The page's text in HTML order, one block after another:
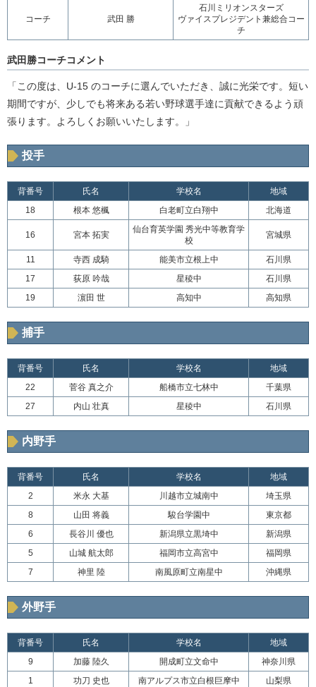
コーチ 武田 勝
石川ミリオンスターズ
ヴァイスプレジデント兼総合コー
チ
武田勝コーチコメント
「この度は、U-15 のコーチに選んでいただき、誠に光栄です。短い
期間ですが、少しでも将来ある若い野球選手達に貢献できるよう頑
張ります。よろしくお願いいたします。」
投手
背番号 氏名 学校名
地域
18
根本 悠楓 白老町立白翔中 北海道
16 宮本 拓実
仙台育英学園 秀光中等教育学
校
宮城県
11 寺西 成騎 能美市立根上中
石川県
17
荻原 吟哉 星稜中
石川県
19
濵田 世 高知中 高知県
捕手
背番号 氏名 学校名
地域
22
菅谷 真之介 船橋市立七林中
千葉県
27
内山 壮真 星稜中 石川県
内野手
背番号 氏名 学校名
地域
2
米永 大基 川越市立城南中
埼玉県
8
山田 将義 駿台学園中
東京都
6
長谷川 優也 新潟県立黒埼中
新潟県
5
山城 航太郎 福岡市立高宮中
福岡県
7
神里 陸 南風原町立南星中 沖縄県
外野手
背番号 氏名 学校名
地域
9
加藤 陸久 開成町立文命中
神奈川県
1
功刀 史也 南アルプス市立白根巨摩中 山梨県